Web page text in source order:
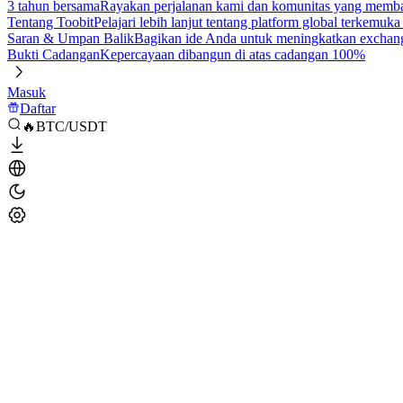
3 tahun bersamaRayakan perjalanan kami dan komunitas yang
Tentang ToobitPelajari lebih lanjut tentang platform global terkemuka
Saran & Umpan BalikBagikan ide Anda untuk meningkatkan
Bukti CadanganKepercayaan dibangun di atas cadangan 100%
Masuk
Daftar
🔥BTC/USDT